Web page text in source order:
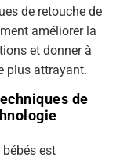
de retouche de
améliorer la
et donner à
plus attrayant.
de
est